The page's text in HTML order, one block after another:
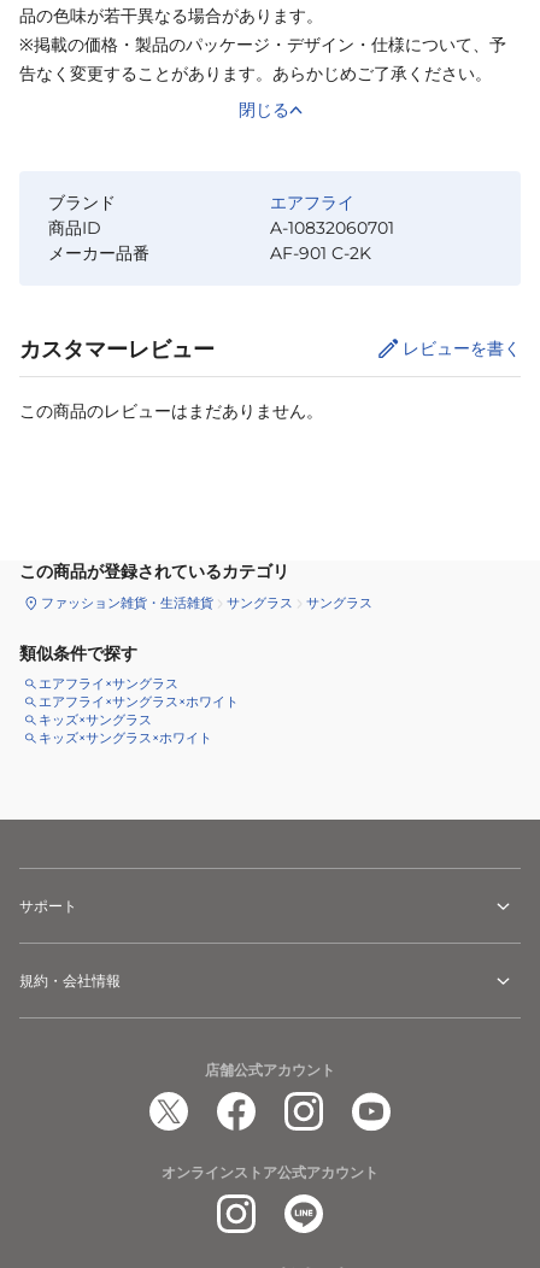
品の色味が若干異なる場合があります。
※掲載の価格・製品のパッケージ・デザイン・仕様について、予
告なく変更することがあります。あらかじめご了承ください。
閉じる
ブランド
エアフライ
商品ID
A-10832060701
メーカー品番
AF-901 C-2K
カスタマーレビュー レビューを書く
この商品のレビューはまだありません。
この商品が登録されているカテゴリ
ファッション雑貨・生活雑貨 サングラス サングラス
類似条件で探す
エアフライ×サングラス
エアフライ×サングラス×ホワイト
キッズ×サングラス
キッズ×サングラス×ホワイト
サポート
規約・会社情報
店舗公式アカウント
オンラインストア公式アカウント